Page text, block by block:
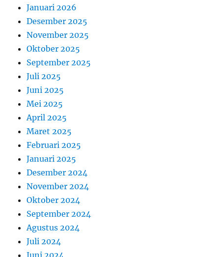
Januari 2026
Desember 2025
November 2025
Oktober 2025
September 2025
Juli 2025
Juni 2025
Mei 2025
April 2025
Maret 2025
Februari 2025
Januari 2025
Desember 2024
November 2024
Oktober 2024
September 2024
Agustus 2024
Juli 2024
Juni 2024